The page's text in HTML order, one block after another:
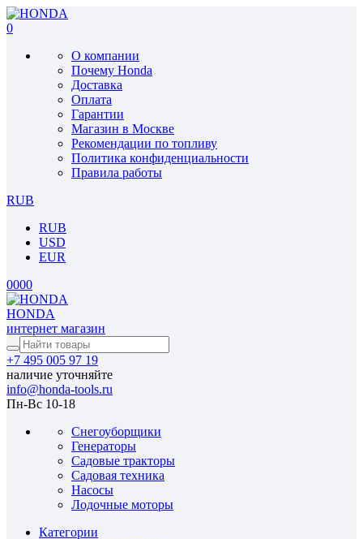
0
О компании
Почему Honda
Доставка
Оплата
Гарантии
Магазин в Москве
Рекомендации по топливу
Политика конфиденциальности
Правила работы
RUB
RUB
USD
EUR
0000
HONDA
интернет магазин
+7 495 005 97 19
наличие уточняйте
info@honda-tools.ru
Пн-Вс 10-18
Снегоуборщики
Генераторы
Садовые тракторы
Садовая техника
Насосы
Лодочные моторы
Категории